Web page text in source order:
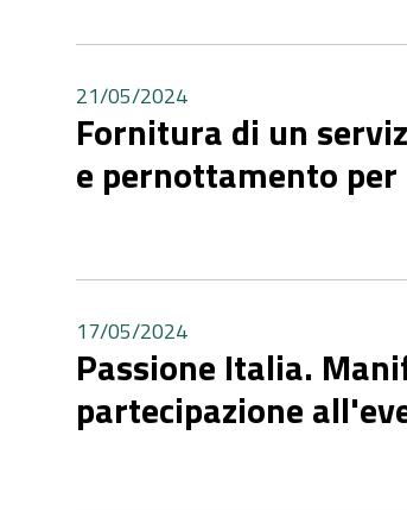
21/05/2024
Fornitura di un
e pernottamento
17/05/2024
Passione Italia.
partecipazione